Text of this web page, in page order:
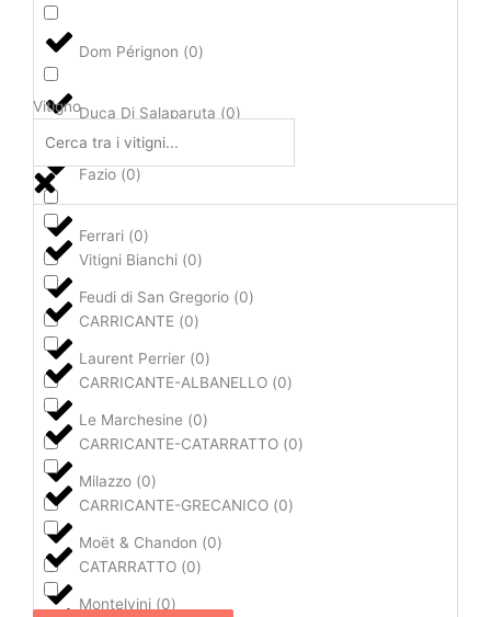
Dom Pérignon (0)
Duca Di Salaparuta (0)
Fazio (0)
Ferrari (0)
Feudi di San Gregorio (0)
Laurent Perrier (0)
Le Marchesine (0)
Milazzo (0)
Moët & Chandon (0)
Montelvini (0)
Vitigno
Vitigni Bianchi (0)
CARRICANTE (0)
CARRICANTE-ALBANELLO (0)
CARRICANTE-CATARRATTO (0)
CARRICANTE-GRECANICO (0)
CATARRATTO (0)